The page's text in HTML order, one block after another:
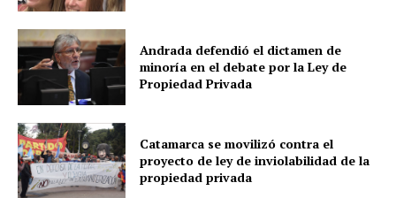
Andrada defendió el dictamen de
minoría en el debate por la Ley de
Propiedad Privada
Catamarca se movilizó contra el
proyecto de ley de inviolabilidad de la
propiedad privada